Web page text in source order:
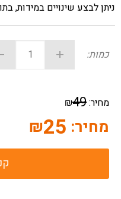
ניתן לבצע שינויים במידות,
כמות:
מחיר:49
₪
מחיר: 25
₪